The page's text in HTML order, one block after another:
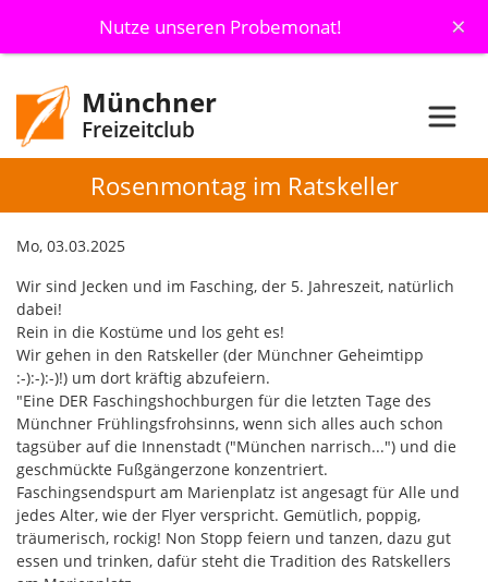
Nutze unseren Probemonat! ×
Münchner
Freizeitclub
Rosenmontag im Ratskeller
Mo, 03.03.2025
Wir sind Jecken und im Fasching, der 5. Jahreszeit, natürlich
dabei!
Rein in die Kostüme und los geht es!
Wir gehen in den Ratskeller (der Münchner Geheimtipp
:-):-):-)!) um dort kräftig abzufeiern.
"Eine DER Faschingshochburgen für die letzten Tage des
Münchner Frühlingsfrohsinns, wenn sich alles auch schon
tagsüber auf die Innenstadt ("München narrisch...") und die
geschmückte Fußgängerzone konzentriert.
Faschingsendspurt am Marienplatz ist angesagt für Alle und
jedes Alter, wie der Flyer verspricht. Gemütlich, poppig,
träumerisch, rockig! Non Stopp feiern und tanzen, dazu gut
essen und trinken, dafür steht die Tradition des Ratskellers